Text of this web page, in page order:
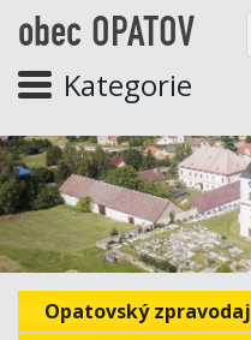
obec OPATOV
Kategorie
Opatovský zpravodaj